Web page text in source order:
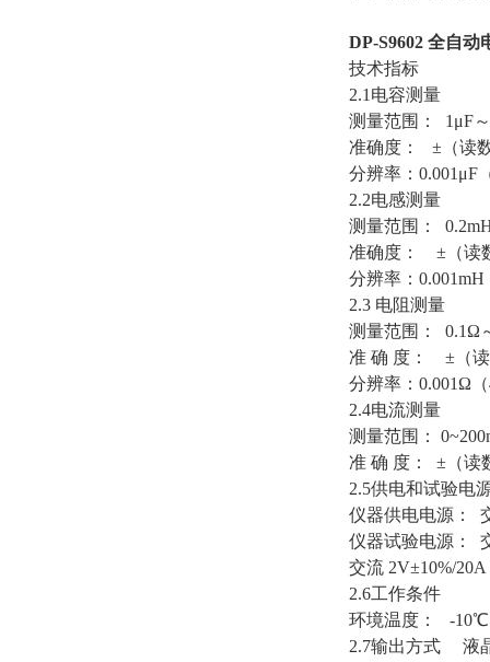
DP-S9602 全自动
技术指标
2.1电容测量
测量范围： 1μF
准确度： ±（读
分辨率：0.001μF
2.2电感测量
测量范围：
准确度： ±（读
分辨率：
2.3 电阻测量
测量范围： 0.1Ω
准 确 度： ±（读
分辨率：0.001Ω
2.4电流测量
测量范围：
准 确 度： ±（读
2.5供电和试验电
仪器供电电源：
仪器试验电源：
交流 2V±10%/
2.6工作条件
环境温度： -
2.7输出方式 液